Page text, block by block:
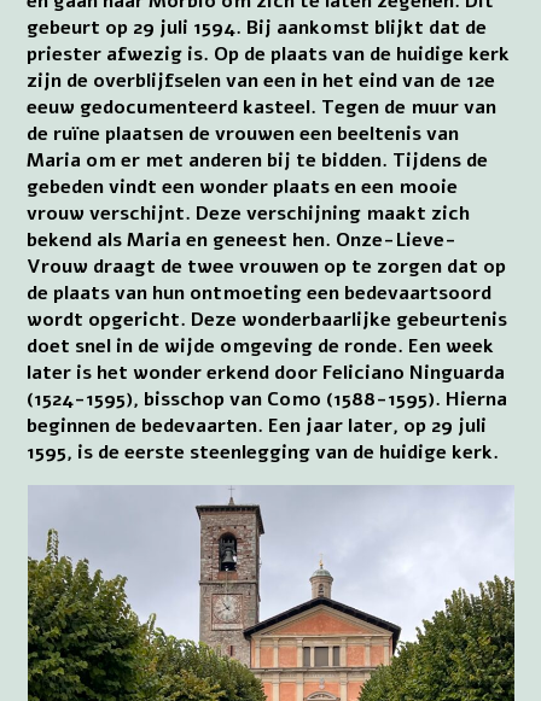
gebeurt op 29 juli 1594. Bij aankomst blijkt dat de
priester afwezig is. Op de plaats van de huidige kerk
zijn de overblijfselen van een in het eind van de 12e
eeuw gedocumenteerd kasteel. Tegen de muur van
de ruïne plaatsen de vrouwen een beeltenis van
Maria om er met anderen bij te bidden. Tijdens de
gebeden vindt een wonder plaats en een mooie
vrouw verschijnt. Deze verschijning maakt zich
bekend als Maria en geneest hen. Onze-Lieve-
Vrouw draagt de twee vrouwen op te zorgen dat op
de plaats van hun ontmoeting een bedevaartsoord
wordt opgericht. Deze wonderbaarlijke gebeurtenis
doet snel in de wijde omgeving de ronde. Een week
later is het wonder erkend door Feliciano Ninguarda
(1524-1595), bisschop van Como (1588-1595). Hierna
beginnen de bedevaarten. Een jaar later, op 29 juli
1595, is de eerste steenlegging van de huidige kerk.